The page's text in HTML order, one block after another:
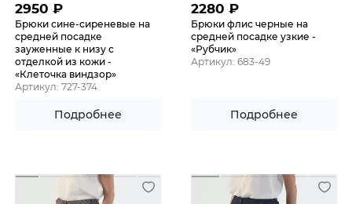
2950 ₽
Брюки сине-сиреневые на
средней посадке
зауженные к низу с
отделкой из кожи -
«Клеточка виндзор»
Артикул: 727-374
Подробнее
2280 ₽
Брюки флис черные на
средней посадке узкие -
«Рубчик»
Артикул: 683-49
Подробнее